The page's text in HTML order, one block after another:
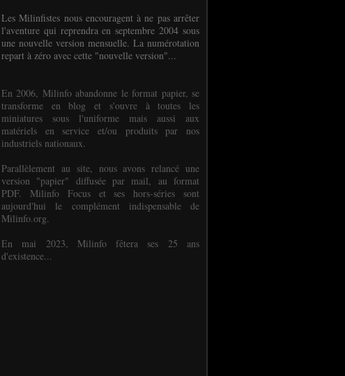
Les Milinfistes nous encouragent à ne pas arrêter
l'aventure qui reprendra en septembre 2004 sous
une nouvelle version mensuelle. La numérotation
repart à zéro avec cette "nouvelle version"...
En 2006, Milinfo abandonne le format papier, se
transforme en blog et s'ouvre à toutes les
miniatures sous l'uniforme mais aussi aux
matériels en service et/ou produits par nos
industriels nationaux.
Parallèlement au site, nous avons relancé une
version "papier" diffusée par mail, au format
PDF. Milinfo Focus et ses hors-séries sont
aujourd'hui le complément indispensable de
Milinfo.org.
En mai 2023, Milinfo fêtera ses 25 ans
d'existence...